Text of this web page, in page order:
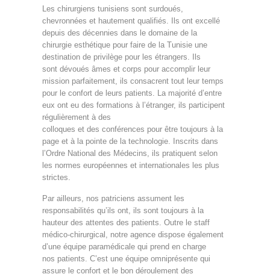
Les chirurgiens tunisiens sont surdoués,
chevronnées et hautement qualifiés. Ils ont excellé
depuis des décennies dans le domaine de la
chirurgie esthétique pour faire de la Tunisie une
destination de privilège pour les étrangers. Ils
sont dévoués âmes et corps pour accomplir leur
mission parfaitement, ils consacrent tout leur temps
pour le confort de leurs patients. La majorité d’entre
eux ont eu des formations à l’étranger, ils participent
régulièrement à des
colloques et des conférences pour être toujours à la
page et à la pointe de la technologie. Inscrits dans
l’Ordre National des Médecins, ils pratiquent selon
les normes européennes et internationales les plus
strictes.
Par ailleurs, nos patriciens assument les
responsabilités qu’ils ont, ils sont toujours à la
hauteur des attentes des patients. Outre le staff
médico-chirurgical, notre agence dispose également
d’une équipe paramédicale qui prend en charge
nos patients. C’est une équipe omniprésente qui
assure le confort et le bon déroulement des